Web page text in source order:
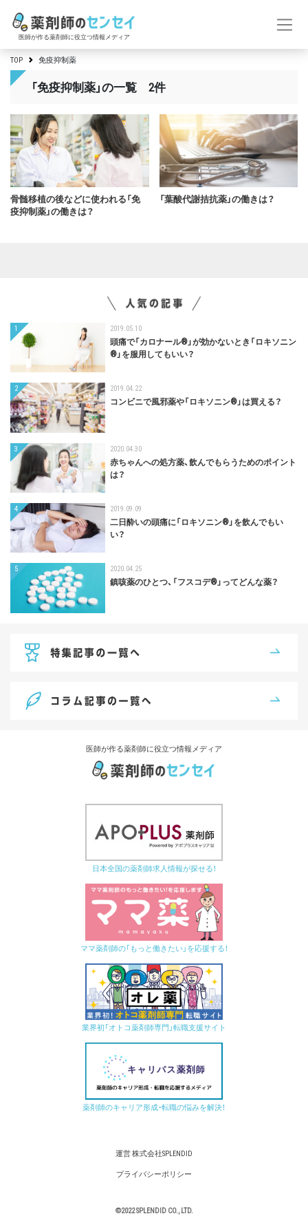
医師が作る薬剤師に役立つ情報メディア
TOP 免疫抑制薬
「免疫抑制薬」の一覧 2件
骨髄移植の後などに使われる「免
疫抑制薬」の働きは？
「葉酸代謝拮抗薬」の働きは？
1 2019.05.10
頭痛で「カロナール®」が効かないとき「ロキソニン
®︎」を服用してもいい？
2 2019.04.22
コンビニで風邪薬や「ロキソニン®︎」は買える？
3 2020.04.30
赤ちゃんへの処方薬、飲んでもらうためのポイント
は？
4 2019.09.09
二日酔いの頭痛に「ロキソニン®」を飲んでもい
い？
5 2020.04.25
鎮咳薬のひとつ、「フスコデ®︎」ってどんな薬？
医師が作る薬剤師に役立つ情報メディア
日本全国の薬剤師求人情報が探せる！
ママ薬剤師の「もっと働きたい」を応援する！
業界初「オトコ薬剤師専門」転職支援サイト
薬剤師のキャリア形成・転職の悩みを解決！
運営 株式会社SPLENDID
プライバシーポリシー
©2022 SPLENDID CO., LTD.